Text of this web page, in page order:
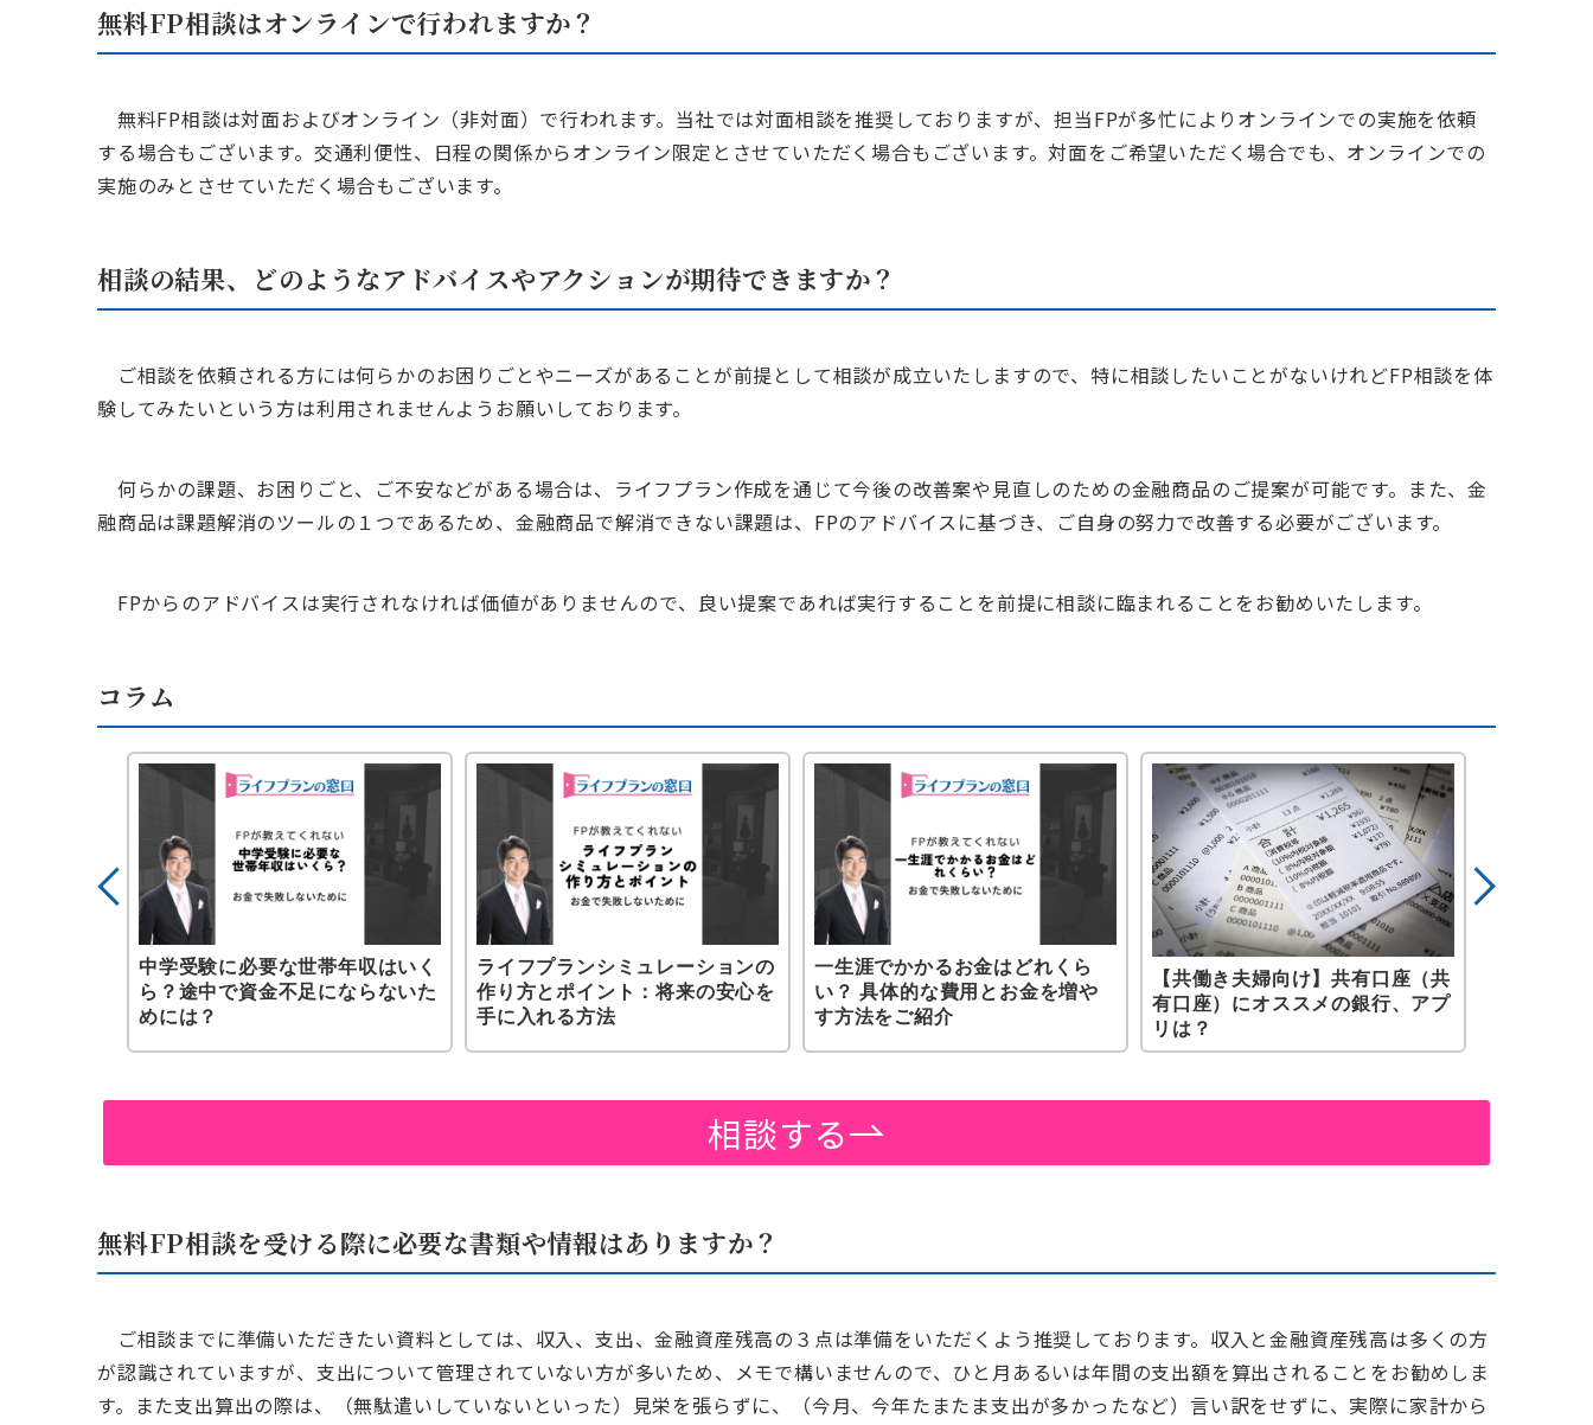
無料FP相談はオンラインで行われますか？
無料FP相談は対面およびオンライン（非対面）で行われます。当社では対面相談を推奨しておりますが、担当FPが多忙によりオンラインでの実施を依頼
する場合もございます。交通利便性、日程の関係からオンライン限定とさせていただく場合もございます。対面をご希望いただく場合でも、オンラインでの
実施のみとさせていただく場合もございます。
相談の結果、どのようなアドバイスやアクションが期待できますか？
ご相談を依頼される方には何らかのお困りごとやニーズがあることが前提として相談が成立いたしますので、特に相談したいことがないけれどFP相談を体
験してみたいという方は利用されませんようお願いしております。
何らかの課題、お困りごと、ご不安などがある場合は、ライフプラン作成を通じて今後の改善案や見直しのための金融商品のご提案が可能です。また、金
融商品は課題解消のツールの１つであるため、金融商品で解消できない課題は、FPのアドバイスに基づき、ご自身の努力で改善する必要がございます。
FPからのアドバイスは実行されなければ価値がありませんので、良い提案であれば実行することを前提に相談に臨まれることをお勧めいたします。
コラム
中学受験に必要な世帯年収はいく
ら？途中で資金不足にならないた
めには？
ライフプランシミュレーションの
作り方とポイント：将来の安心を
手に入れる方法
一生涯でかかるお金はどれくら
い？ 具体的な費用とお金を増や
す方法をご紹介
【共働き夫婦向け】共有口座（共
有口座）にオススメの銀行、アプ
リは？
相談する
無料FP相談を受ける際に必要な書類や情報はありますか？
ご相談までに準備いただきたい資料としては、収入、支出、金融資産残高の３点は準備をいただくよう推奨しております。収入と金融資産残高は多くの方
が認識されていますが、支出について管理されていない方が多いため、メモで構いませんので、ひと月あるいは年間の支出額を算出されることをお勧めしま
す。また支出算出の際は、（無駄遣いしていないといった）見栄を張らずに、（今月、今年たまたま支出が多かったなど）言い訳をせずに、実際に家計から